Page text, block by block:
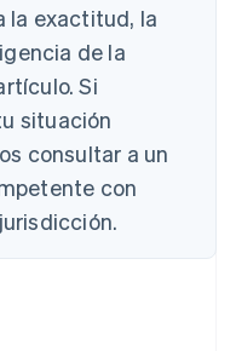
la exactitud, la
de la
Si
situación
consultar a un
con